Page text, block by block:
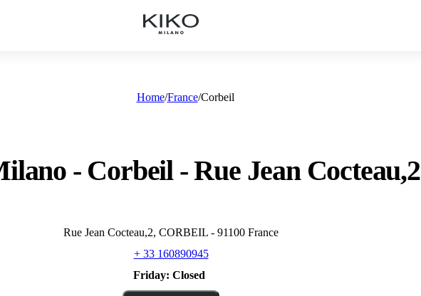
Home France Corbeil
- Corbeil - Rue Jean Cocteau,2
Rue Jean Cocteau,2, CORBEIL - 91100 France
+ 33 160890945
Friday: Closed